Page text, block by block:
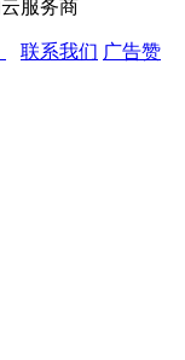
服务商
联系我们 广告赞